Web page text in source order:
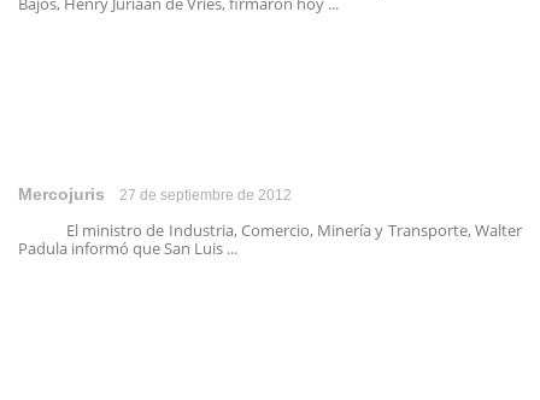
Mercojuris 27 de septiembre de 2012
El ministro de Industria, Comercio, Minería y Transporte, Walter
Padula informó que San Luis ...